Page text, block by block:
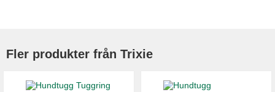
Fler produkter från Trixie